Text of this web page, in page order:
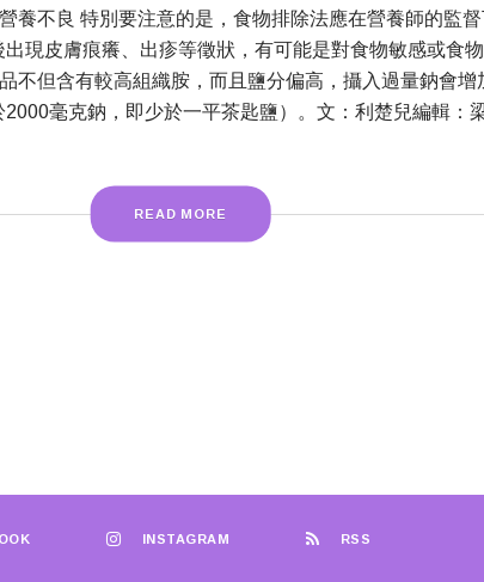
養不良 特別要注意的是，食物排除法應在營養師的監
現皮膚痕癢、出疹等徵狀，有可能是對食物敏感或食
不但含有較高組織胺，而且鹽分偏高，攝入過量鈉會
毫克鈉，即少於一平茶匙鹽）。文：利楚兒編輯：
READ MORE
INSTAGRAM RSS